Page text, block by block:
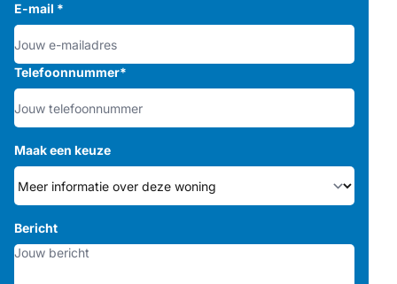
E-mail *
Telefoonnummer*
Maak een keuze
Bericht